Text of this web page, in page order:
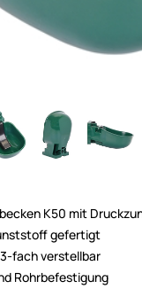
K50 mit
gefertigt
fach verstellbar
Rohrbefestigung